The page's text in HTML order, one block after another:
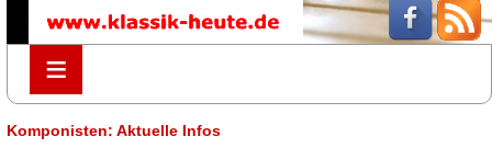
≡
≡
Komponisten: Aktuelle Infos